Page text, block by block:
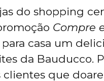
do shopping
Compre
para casa um
da Bauducco.
clientes que